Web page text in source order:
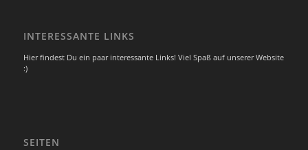
INTERESSANTE LINKS
Hier findest Du ein paar interessante Links! Viel Spaß auf unserer Website
:)
SEITEN